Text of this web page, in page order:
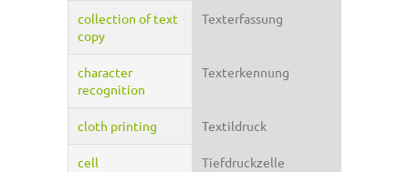
collection of text
copy
Texterfassung
character
recognition
Texterkennung
cloth printing Textildruck
cell Tiefdruckzelle